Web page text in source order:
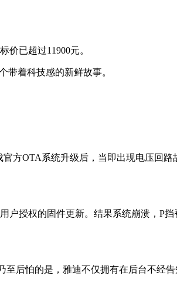
已超过11900元。
带着科技感的新鲜故事。
方OTA系统升级后，当即出现电压回
授权的固件更新。结果系统崩溃，P
后怕的是，雅迪不仅拥有在后台不经